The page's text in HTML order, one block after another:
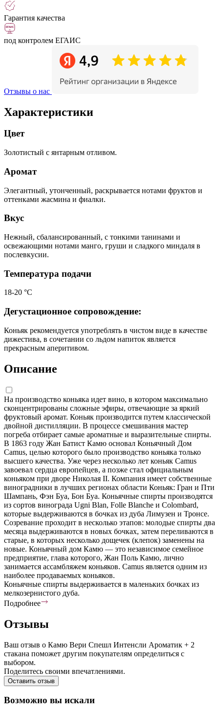
Гарантия качества
под контролем ЕГАИС
Отзывы о нас
Характеристики
Цвет
Золотистый с янтарным отливом.
Аромат
Элегантный, утонченный, раскрывается нотами фруктов и
оттенками жасмина и фиалки.
Вкус
Нежный, сбалансированный, с тонкими танинами и
освежающими нотами манго, груши и сладкого миндаля в
послевкусии.
Температура подачи
18-20 °C
Дегустационное сопровождение:
Коньяк рекомендуется употреблять в чистом виде в качестве
дижестива, в сочетании со льдом напиток является
прекрасным аперитивом.
Описание
На производство коньяка идет вино, в котором максимально
сконцентрированы сложные эфиры, отвечающие за яркий
фруктовый аромат. Коньяк производится путем классической
двойной дистилляции. В процессе смешивания мастер
погреба отбирает самые ароматные и выразительные спирты.
В 1863 году Жан Батист Камю основал Коньячный Дом
Camus, целью которого было производство коньяка только
высшего качества. Уже через несколько лет коньяк Camus
завоевал сердца европейцев, а позже стал официальным
коньяком при дворе Николая II. Компания имеет собственные
виноградники в лучших регионах области Коньяк: Гран и Пти
Шампань, Фэн Буа, Бон Буа. Коньячные спирты производятся
из сортов винограда Ugni Blan, Folle Blanche и Colombard,
которые выдерживаются в бочках из дуба Лимузен и Тронсе.
Созревание проходит в несколько этапов: молодые спирты два
месяца выдерживаются в новых бочках, затем переливаются в
старые, в которых несколько дощечек (клепок) заменены на
новые. Коньячный дом Камю — это независимое семейное
предприятие, глава которого, Жан Поль Камю, лично
занимается ассамбляжем коньяков. Camus является одним из
наиболее продаваемых коньяков.
Коньячные спирты выдерживается в маленьких бочках из
мелкозернистого дуба.
Подробнее
Отзывы
Ваш отзыв о Камю Вери Спешл Интенсли Ароматик + 2
стакана поможет другим покупателям определиться с
выбором.
Поделитесь своими впечатлениями.
Оставить отзыв
Возможно вы искали